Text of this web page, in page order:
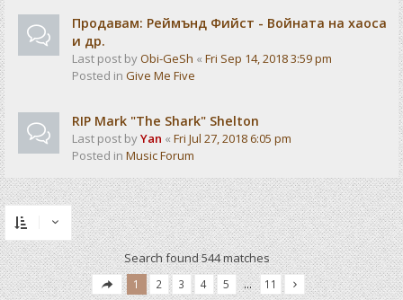
Продавам: Реймънд Фийст - Войната на хаоса
и др.
Last post byObi-GeSh « Fri Sep 14, 2018 3:59 pm
Posted in Give Me Five
RIP Mark "The Shark" Shelton
Last post byYan « Fri Jul 27, 2018 6:05 pm
Posted in Music Forum
Search found 544 matches
1 2 3 4 5 … 11